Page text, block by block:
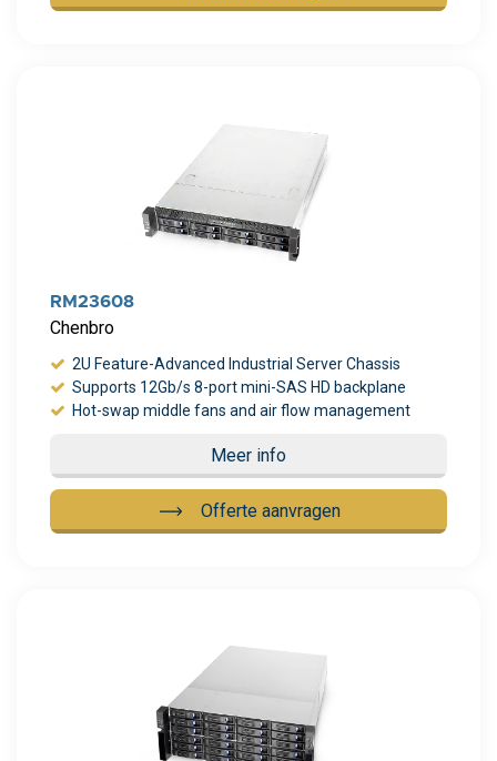
RM23608
Chenbro
2U Feature-Advanced Industrial Server Chassis
Supports 12Gb/s 8-port mini-SAS HD backplane
Hot-swap middle fans and air flow management
Meer info
Offerte aanvragen